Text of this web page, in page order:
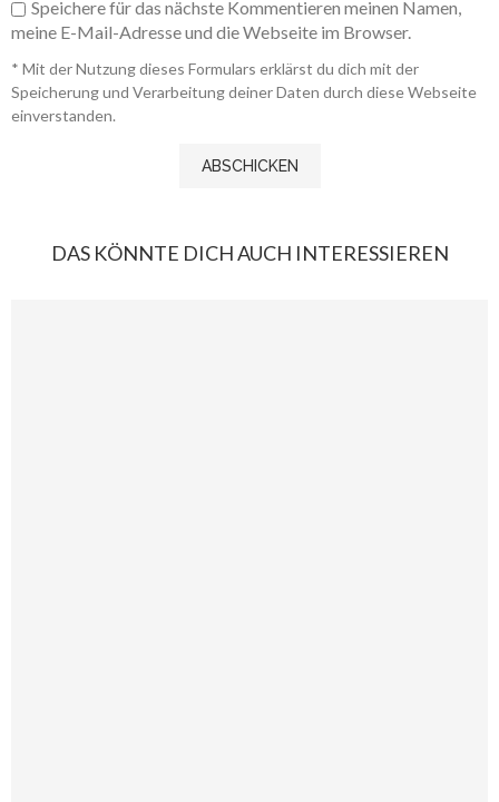
Speichere für das nächste Kommentieren meinen Namen,
meine E-Mail-Adresse und die Webseite im Browser.
* Mit der Nutzung dieses Formulars erklärst du dich mit der
Speicherung und Verarbeitung deiner Daten durch diese Webseite
einverstanden.
DAS KÖNNTE DICH AUCH INTERESSIEREN